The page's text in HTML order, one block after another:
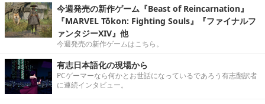
今週発売の新作ゲーム『Beast of Reincarnation』
『MARVEL Tōkon: Fighting Souls』『ファイナルフ
ァンタジーXIV』他
今週発売の新作ゲームはこちら。
有志日本語化の現場から
PCゲーマーなら何かとお世話になっているであろう有志翻訳者
に連続インタビュー。